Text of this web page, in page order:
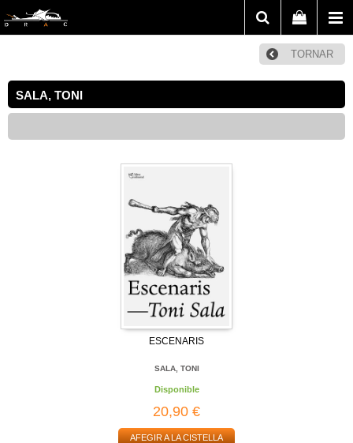
TORNAR
SALA, TONI
ESCENARIS
SALA, TONI
Disponible
20,90 €
AFEGIR A LA CISTELLA